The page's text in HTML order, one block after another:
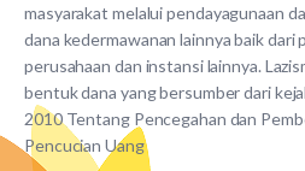
masyarakat melalui pendayagunaan
dana kedermawanan lainnya baik dari
perusahaan dan instansi lainnya.
bentuk dana yang bersumber dari
2010 Tentang Pencegahan dan
Pencucian Uang